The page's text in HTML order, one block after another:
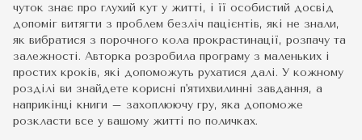
чуток знає про глухий кут у житті, і її особистий досвід
допоміг витягти з проблем безліч пацієнтів, які не знали,
як вибратися з порочного кола прокрастинації, розпачу та
залежності. Авторка розробила програму з маленьких і
простих кроків, які допоможуть рухатися далі. У кожному
розділі ви знайдете корисні п'ятихвилинні завдання, а
наприкінці книги – захоплюючу гру, яка допоможе
розкласти все у вашому житті по поличках.